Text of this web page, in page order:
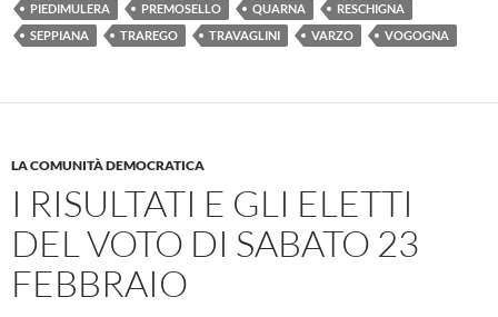
PIEDIMULERA
PREMOSELLO QUARNA
RESCHIGNA
SEPPIANA
TRAREGO TRAVAGLINI VARZO VOGOGNA
LA COMUNITÀ DEMOCRATICA
I RISULTATI E GLI ELETTI
DEL VOTO DI SABATO 23
FEBBRAIO